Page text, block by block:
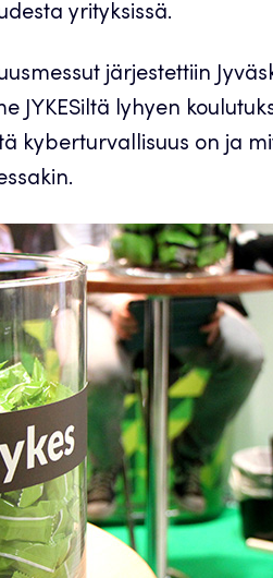
yrityksissä.
järjestettiin
JYKESiltä lyhyen
kyberturvallisuus on ja